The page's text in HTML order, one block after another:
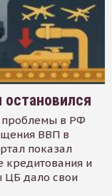
проблемы в РФ
ВВП в
показал
кредитования и
ЦБ дало свои